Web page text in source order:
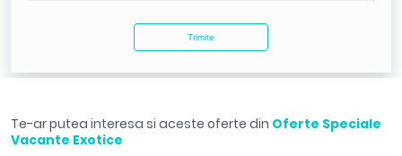
Te-ar putea interesa si aceste oferte din Oferte Speciale
Vacante Exotice